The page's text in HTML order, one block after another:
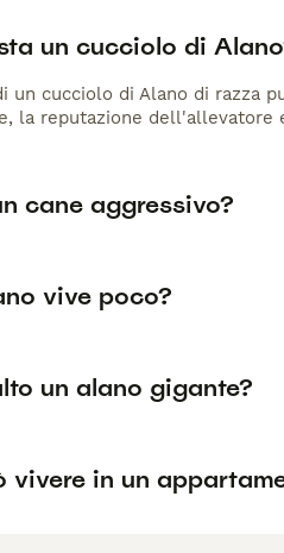
un cucciolo di
un cucciolo di Alano di razza
la reputazione dell'allevatore
cane aggressivo?
vive poco?
un alano gigante?
vivere in un